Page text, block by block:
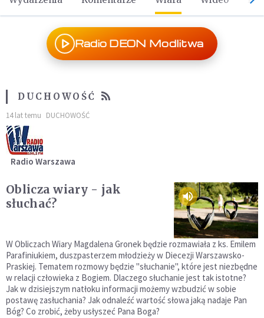
Radio DEON Modlitwa
DUCHOWOŚĆ
14 lat temu DUCHOWOŚĆ
Radio Warszawa
Oblicza wiary - jak
słuchać?
W Obliczach Wiary Magdalena Gronek będzie rozmawiała z ks. Emilem
Parafiniukiem, duszpasterzem młodzieży w Diecezji Warszawsko-
Praskiej. Tematem rozmowy będzie "słuchanie", które jest niezbędne
w relacji człowieka z Bogiem. Dlaczego słuchanie jest tak istotne?
Jak w dzisiejszym natłoku informacji możemy wzbudzić w sobie
postawę zasłuchania? Jak odnaleźć wartość słowa jaką nadaje Pan
Bóg? Co zrobić, żeby usłyszeć Pana Boga?